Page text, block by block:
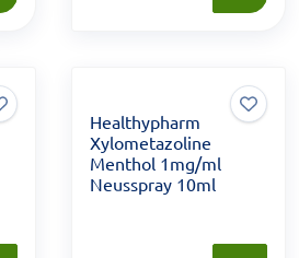
Healthypharm
Xylometazoline
Menthol 1mg/ml
Neusspray 10ml